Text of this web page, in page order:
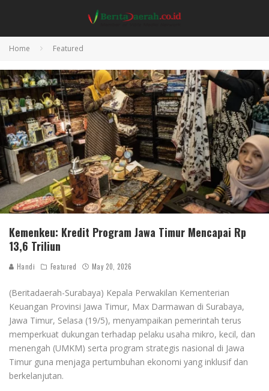
Home Featured
Kemenkeu: Kredit Program Jawa Timur Mencapai Rp
13,6 Triliun
Handi Featured May 20, 2026
(Beritadaerah-Surabaya) Kepala Perwakilan Kementerian
Keuangan Provinsi Jawa Timur, Max Darmawan di Surabaya,
Jawa Timur, Selasa (19/5), menyampaikan pemerintah terus
memperkuat dukungan terhadap pelaku usaha mikro, kecil, dan
menengah (UMKM) serta program strategis nasional di Jawa
Timur guna menjaga pertumbuhan ekonomi yang inklusif dan
berkelanjutan.